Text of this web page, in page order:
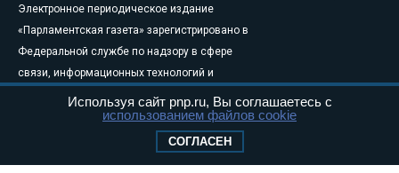
Электронное периодическое издание
«Парламентская газета» зарегистрировано в
Федеральной службе по надзору в сфере
связи, информационных технологий и
августа 2011 года. 18+
Свидетельство о регистрации Эл № ФС77-
Используя сайт pnp.ru, Вы соглашаетесь с
использованием файлов cookie
СОГЛАСЕН